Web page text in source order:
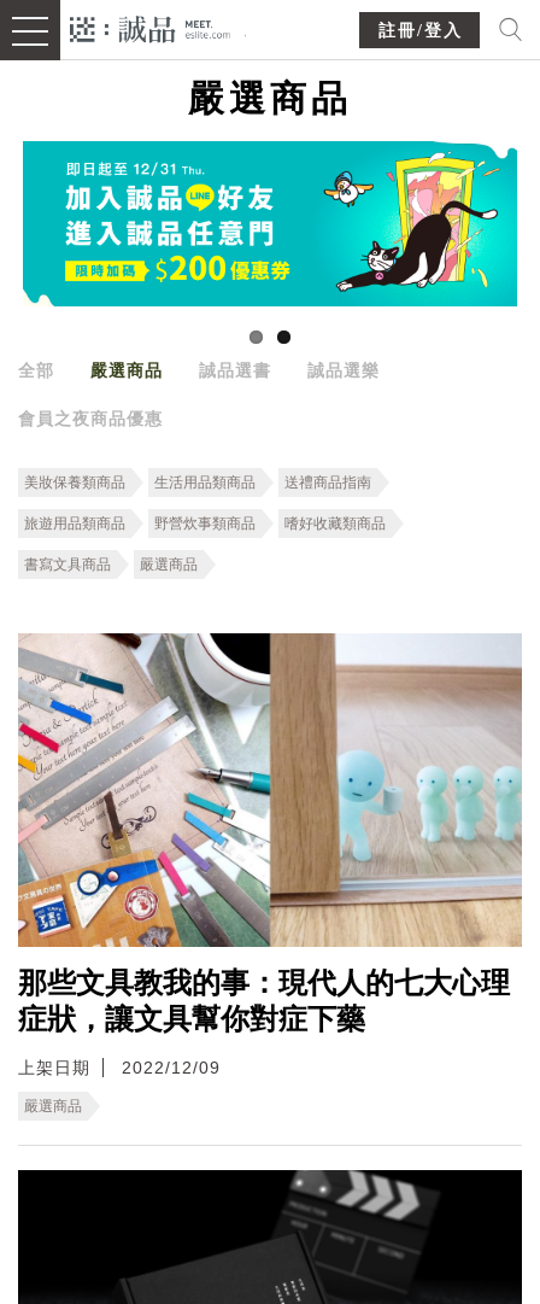
註冊/登入
嚴選商品
全部 嚴選商品 誠品選書 誠品選樂
會員之夜商品優惠
美妝保養類商品 生活用品類商品 送禮商品指南
旅遊用品類商品 野營炊事類商品 嗜好收藏類商品
書寫文具商品 嚴選商品
那些文具教我的事：現代人的七大心理
症狀，讓文具幫你對症下藥
上架日期 2022/12/09
嚴選商品